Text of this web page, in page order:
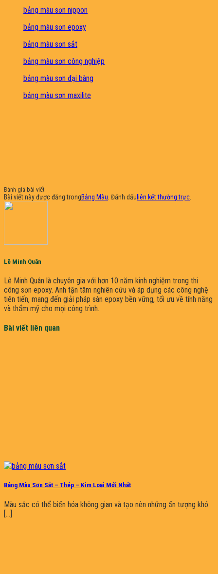
bảng màu sơn nippon
bảng màu sơn epoxy
bảng màu sơn sắt
bảng màu sơn công nghiệp
bảng màu sơn đại bàng
bảng màu sơn maxilite
Đánh giá bài viết
Bài viết này được đăng trongBảng Màu. Đánh dấu liên kết thường trực.
Lê Minh Quân
Lê Minh Quân là chuyên gia với hơn 10 năm kinh nghiệm trong thi
công sơn epoxy. Anh tận tâm nghiên cứu và áp dụng các công nghệ
tiên tiến, mang đến giải pháp sàn epoxy bền vững, tối ưu về tính năng
và thẩm mỹ cho mọi công trình.
Bài viết liên quan
Bảng Màu Sơn Sắt – Thép – Kim Loại Mới Nhất
Màu sắc có thể biến hóa không gian và tạo nên những ấn tượng khó
[...]